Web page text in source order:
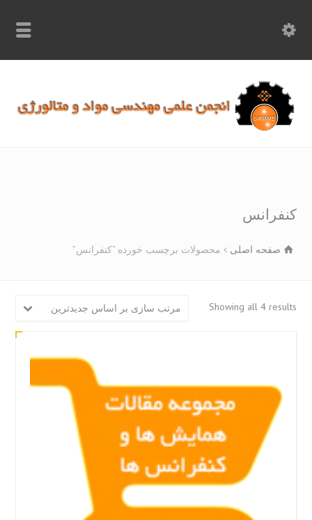
صفحه اصلی محصولات برچسب خورده “کنفرانس”
Showing all 4
Sorted مرتب سازی بر اساس جدیدترین